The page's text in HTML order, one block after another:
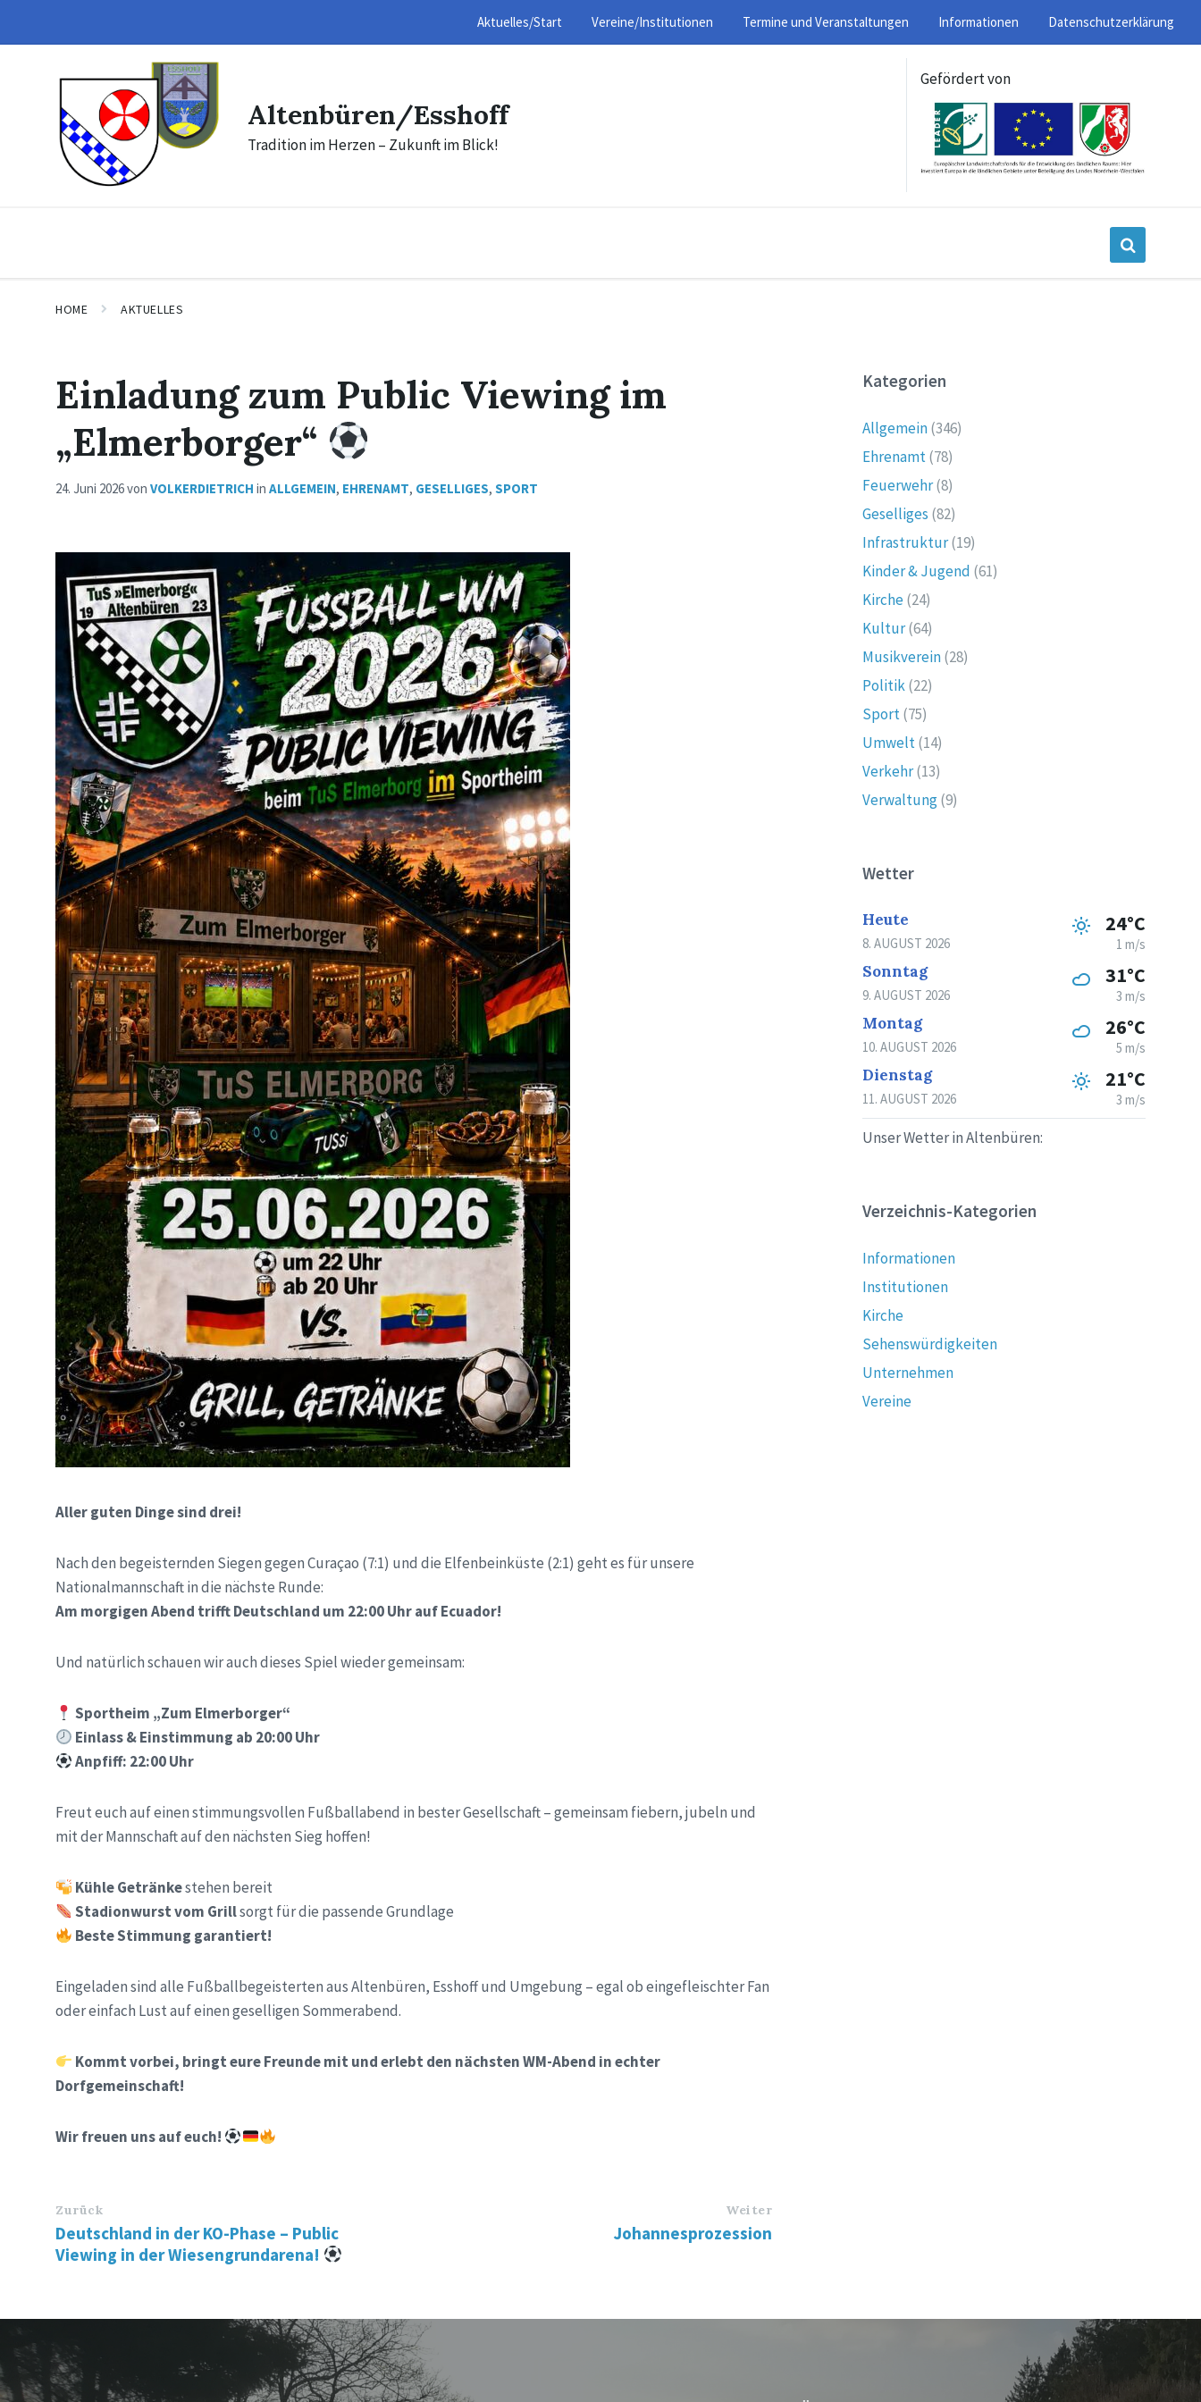
content
footer
Aktuelles/Start Vereine/Institutionen Termine und Veranstaltungen Informationen Datenschutzerklärung
Altenbüren/Esshoff
Tradition im Herzen – Zukunft im Blick!
Gefördert von
HOME AKTUELLES
Einladung zum Public Viewing im
„Elmerborger“
24. Juni 2026von VOLKERDIETRICH in ALLGEMEIN, EHRENAMT, GESELLIGES, SPORT
Aller guten Dinge sind drei!
Nach den begeisternden Siegen gegen Curaçao (7:1) und die Elfenbeinküste (2:1) geht es für unsere
Nationalmannschaft in die nächste Runde:
Am morgigen Abend trifft Deutschland um 22:00 Uhr auf Ecuador!
Und natürlich schauen wir auch dieses Spiel wieder gemeinsam:
Sportheim „Zum Elmerborger“
Einlass & Einstimmung ab 20:00 Uhr
Anpfiff: 22:00 Uhr
Freut euch auf einen stimmungsvollen Fußballabend in bester Gesellschaft – gemeinsam fiebern, jubeln und
mit der Mannschaft auf den nächsten Sieg hoffen!
Kühle Getränkestehen bereit
Stadionwurst vom Grillsorgt für die passende Grundlage
Beste Stimmung garantiert!
Eingeladen sind alle Fußballbegeisterten aus Altenbüren, Esshoff und Umgebung – egal ob eingefleischter Fan
oder einfach Lust auf einen geselligen Sommerabend.
Kommt vorbei, bringt eure Freunde mit und erlebt den nächsten WM-Abend in echter
Dorfgemeinschaft!
Wir freuen uns auf euch!
Zurück
Deutschland in der KO-Phase – Public
Viewing in der Wiesengrundarena!
Weiter
Johannesprozession
Kategorien
Allgemein(346)
Ehrenamt(78)
Feuerwehr(8)
Geselliges (82)
Infrastruktur(19)
Kinder & Jugend (61)
Kirche(24)
Kultur(64)
Musikverein(28)
Politik(22)
Sport(75)
Umwelt(14)
Verkehr(13)
Verwaltung(9)
Wetter
Heute
8. AUGUST 2026
24°C
1 m/s
Sonntag
9. AUGUST 2026
31°C
3 m/s
Montag
10. AUGUST 2026
26°C
5 m/s
Dienstag
11. AUGUST 2026
21°C
3 m/s
Unser Wetter in Altenbüren:
Verzeichnis-Kategorien
Informationen
Institutionen
Kirche
Sehenswürdigkeiten
Unternehmen
Vereine